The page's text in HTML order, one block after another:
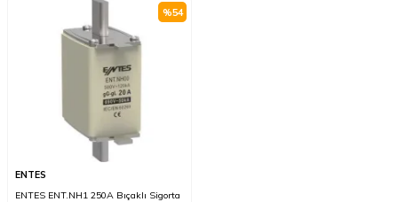
%54
ENTES
ENTES ENT.NH1 250A Bıçaklı Sigorta